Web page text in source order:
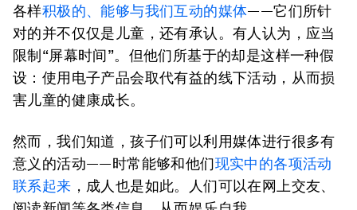
各样积极的、能够与我们互动的媒体——它们所针
对的并不仅仅是儿童，还有承认。有人认为，应当
限制“屏幕时间”。但他们所基于的却是这样一种假
设：使用电子产品会取代有益的线下活动，从而损
害儿童的健康成长。
然而，我们知道，孩子们可以利用媒体进行很多有
意义的活动——时常能够和他们现实中的各项活动
联系起来 ，成人也是如此。人们可以在网上交友、